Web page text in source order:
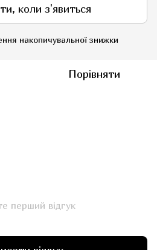
коли з'явиться
накопичувальної знижки
Порівняти
перший відгук